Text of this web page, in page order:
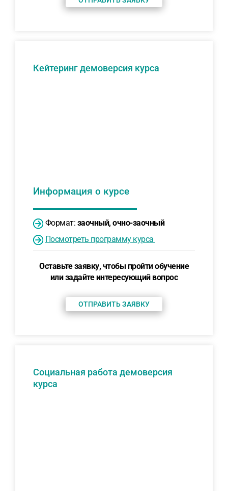
Кейтеринг демоверсия курса
Информация о курсе
Формат: заочный, очно-заочный
Посмотреть программу курса
Оставьте заявку, чтобы пройти обучение
или задайте интересующий вопрос
ОТПРАВИТЬ ЗАЯВКУ
Социальная работа демоверсия
курса